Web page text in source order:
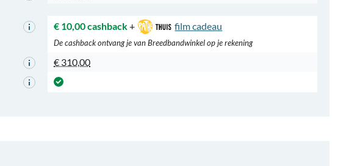
€ 10,00 cashback+ film cadeau
De cashback ontvang je van Breedbandwinkel op je rekening
€ 310,00